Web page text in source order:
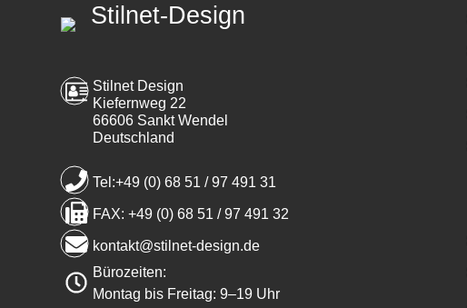
Stilnet-Design
Stilnet Design
Kiefernweg 22
66606 Sankt Wendel
Deutschland
Tel:+49 (0) 68 51 / 97 491 31
FAX: +49 (0) 68 51 / 97 491 32
kontakt@stilnet-design.de
Bürozeiten:
Montag bis Freitag: 9–19 Uhr